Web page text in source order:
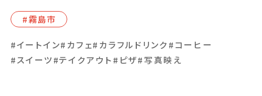
#霧島市
#イートイン#カフェ#カラフルドリンク#コーヒー
#スイーツ#テイクアウト#ピザ#写真映え
「おはぎカフェ R.（アール）むらさき」〝おはぎ
2024.03.27GOURMET